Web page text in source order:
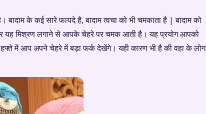
के कई सारे फायदे है, बादाम त्वचा को भी चमकाता है | बादाम को
यह मिश्रण लगाने से आपके चेहरे पर चमक आती है। यह प्रयोग आपको
में आप अपने चेहरे में बड़ा फर्क देखेंगे। यही कारण भी है की वहा के लोग